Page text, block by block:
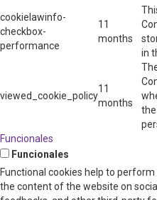
cookielawinfo-
checkbox-
performance
11
months
in
viewed_cookie_policy
11
months
Funcionales
Funcionales
Functional cookies help to
the content of the website on